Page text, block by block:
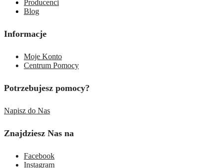
Producenci
Blog
Informacje
Moje Konto
Centrum Pomocy
Potrzebujesz pomocy?
Napisz do Nas
Znajdziesz Nas na
Facebook
Instagram